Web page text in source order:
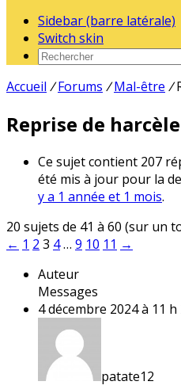
Sidebar (barre latérale)
Switch skin
Accueil / Forums / Mal-être /
Reprise de
Ce sujet contient 207
été mis à jour pour la
y a 1 année et 1 mois.
20 sujets de 41 à 60 (sur un
← 1 2 3 4… 9 10 11 →
Auteur
Messages
4 décembre 2024 à 11 h
patate12